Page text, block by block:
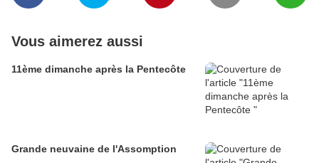
Vous aimerez aussi
11ème dimanche après la Pentecôte
Grande neuvaine de l'Assomption